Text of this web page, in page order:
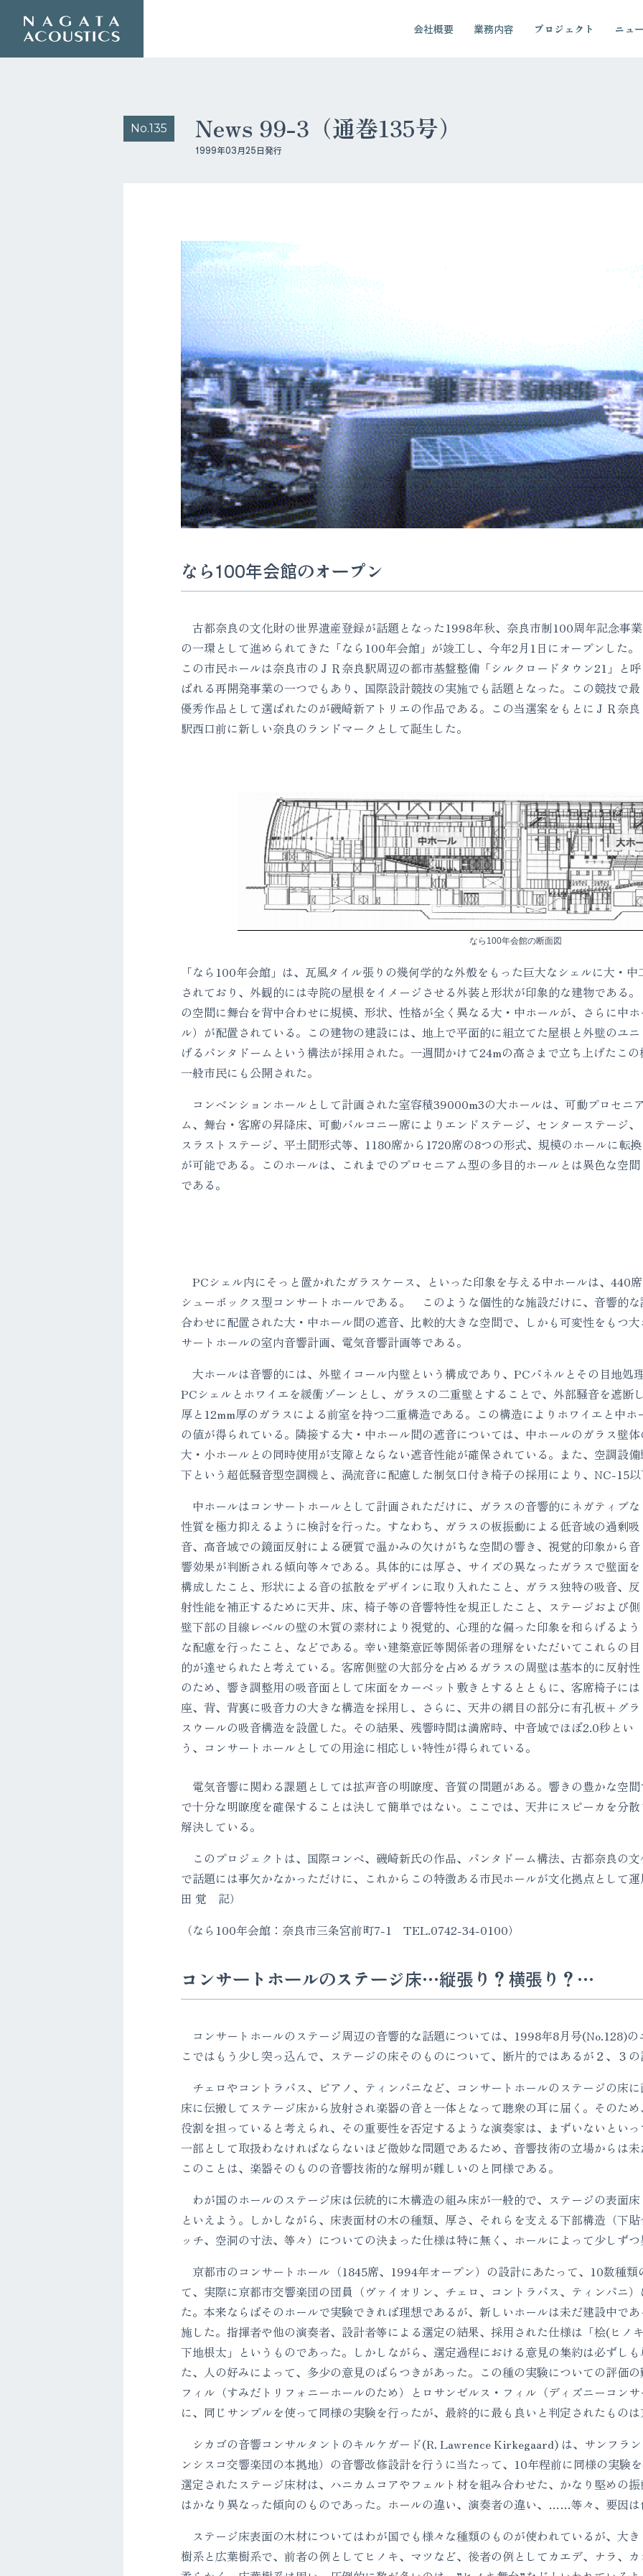
会社概要 業務内容 プロジェクト ニュ
No.135 News 99-3（通巻135号）
1999年03月25日発行
なら100年会館のオープン
古都奈良の文化財の世界遺産登録が話題となった1998年秋、奈良市制100周年記念事業
の一環として進められてきた「なら100年会館」が竣工し、今年2月1日にオープンした。
この市民ホールは奈良市のＪＲ奈良駅周辺の都市基盤整備「シルクロードタウン21」と呼
ばれる再開発事業の一つでもあり、国際設計競技の実施でも話題となった。この競技で最
優秀作品として選ばれたのが磯崎新アトリエの作品である。この当選案をもとにＪＲ奈良
駅西口前に新しい奈良のランドマークとして誕生した。
なら100年会館の断面図
「なら100年会館」は、瓦風タイル張りの幾何学的な外殻をもった巨大なシェルに大・
されており、外観的には寺院の屋根をイメージさせる外装と形状が印象的な建物である
の空間に舞台を背中合わせに規模、形状、性格が全く異なる大・中ホールが、さらに中
ル）が配置されている。この建物の建設には、地上で平面的に組立てた屋根と外壁のユ
げるパンタドームという構法が採用された。一週間かけて24mの高さまで立ち上げたこ
一般市民にも公開された。
コンベンションホールとして計画された室容積39000m3の大ホールは、可動プロセニ
ム、舞台・客席の昇降床、可動バルコニー席によりエンドステージ、センターステージ、
スラストステージ、平土間形式等、1180席から1720席の8つの形式、規模のホールに転換
が可能である。このホールは、これまでのプロセニアム型の多目的ホールとは異色な空間
である。
PCシェル内にそっと置かれたガラスケース、といった印象を与える中ホールは、440
シューボックス型コンサートホールである。 このような個性的な施設だけに、音響的
合わせに配置された大・中ホール間の遮音、比較的大きな空間で、しかも可変性をもつ
サートホールの室内音響計画、電気音響計画等である。
大ホールは音響的には、外壁イコール内壁という構成であり、PCパネルとその目地処
PCシェルとホワイエを緩衝ゾーンとし、ガラスの二重壁とすることで、外部騒音を遮断
厚と12mm厚のガラスによる前室を持つ二重構造である。この構造によりホワイエと中
の値が得られている。隣接する大・中ホール間の遮音については、中ホールのガラス壁
大・小ホールとの同時使用が支障とならない遮音性能が確保されている。また、空調設
下という超低騒音型空調機と、渦流音に配慮した制気口付き椅子の採用により、NC-15
中ホールはコンサートホールとして計画されただけに、ガラスの音響的にネガティブな
性質を極力抑えるように検討を行った。すなわち、ガラスの板振動による低音域の過剰吸
音、高音域での鏡面反射による硬質で温かみの欠けがちな空間の響き、視覚的印象から音
響効果が判断される傾向等々である。具体的には厚さ、サイズの異なったガラスで壁面を
構成したこと、形状による音の拡散をデザインに取り入れたこと、ガラス独特の吸音、反
射性能を補正するために天井、床、椅子等の音響特性を規正したこと、ステージおよび側
壁下部の目線レベルの壁の木質の素材により視覚的、心理的な偏った印象を和らげるよう
な配慮を行ったこと、などである。幸い建築意匠等関係者の理解をいただいてこれらの目
的が達せられたと考えている。客席側壁の大部分を占めるガラスの周壁は基本的に反射性
のため、響き調整用の吸音面として床面をカーペット敷きとするとともに、客席椅子には
座、背、背裏に吸音力の大きな構造を採用し、さらに、天井の網目の部分に有孔板＋グラ
スウールの吸音構造を設置した。その結果、残響時間は満席時、中音域でほぼ2.0秒とい
う、コンサートホールとしての用途に相応しい特性が得られている。
電気音響に関わる課題としては拡声音の明瞭度、音質の問題がある。響きの豊かな空
で十分な明瞭度を確保することは決して簡単ではない。ここでは、天井にスピーカを分
解決している。
このプロジェクトは、国際コンペ、磯崎新氏の作品、パンタドーム構法、古都奈良の
で話題には事欠かなかっただけに、これからこの特徴ある市民ホールが文化拠点として
田 覚 記）
（なら100年会館：奈良市三条宮前町7-1 TEL.0742-34-0100）
コンサートホールのステージ床…縦張り？横張り？…
コンサートホールのステージ周辺の音響的な話題については、1998年8月号(No.128)
こではもう少し突っ込んで、ステージの床そのものについて、断片的ではあるが２、３
チェロやコントラバス、ピアノ、ティンパニなど、コンサートホールのステージの床
床に伝搬してステージ床から放射され楽器の音と一体となって聴衆の耳に届く。そのた
役割を担っていると考えられ、その重要性を否定するような演奏家は、まずいないとい
一部として取扱わなければならないほど微妙な問題であるため、音響技術の立場からは
このことは、楽器そのものの音響技術的な解明が難しいのと同様である。
わが国のホールのステージ床は伝統的に木構造の組み床が一般的で、ステージの表面
といえよう。しかしながら、床表面材の木の種類、厚さ、それらを支える下部構造（下
ッチ、空洞の寸法、等々）についての決まった仕様は特に無く、ホールによって少しず
京都市のコンサートホール（1845席、1994年オープン）の設計にあたって、10数種
て、実際に京都市交響楽団の団員（ヴァイオリン、チェロ、コントラバス、ティンパニ
た。本来ならばそのホールで実験できれば理想であるが、新しいホールは未だ建設中で
施した。指揮者や他の演奏者、設計者等による選定の結果、採用された仕様は「桧(ヒノ
下地根太」というものであった。しかしながら、選定過程における意見の集約は必ずし
た、人の好みによって、多少の意見のばらつきがあった。この種の実験についての評価
フィル（すみだトリフォニーホールのため）とロサンゼルス・フィル（ディズニーコン
に、同じサンプルを使って同様の実験を行ったが、最終的に最も良いと判定されたもの
シカゴの音響コンサルタントのキルケガード(R. Lawrence Kirkegaard) は、サンフラ
ンシスコ交響楽団の本拠地）の音響改修設計を行うに当たって、10年程前に同様の実験
選定されたステージ床材は、ハニカムコアやフェルト材を組み合わせた、かなり堅めの
はかなり異なった傾向のものであった。ホールの違い、演奏者の違い、……等々、要因
ステージ床表面の木材についてはわが国でも様々な種類のものが使われているが、大
樹系と広葉樹系で、前者の例としてヒノキ、マツなど、後者の例としてカエデ、ナラ、